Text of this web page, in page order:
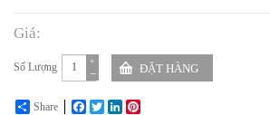
Giá:
Số Lượng −
+
Share FacebookTwitterLinkedIn